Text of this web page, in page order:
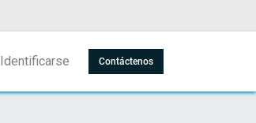
Identificarse Contáctenos